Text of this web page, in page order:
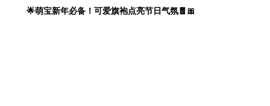
🌟萌宝新年必备！可爱旗袍点亮节日气氛🧧🎀